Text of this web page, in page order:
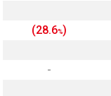
(28.6%)
-